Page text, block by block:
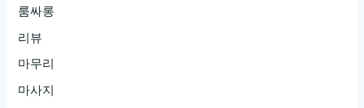
룸싸롱
리뷰
마무리
마사지